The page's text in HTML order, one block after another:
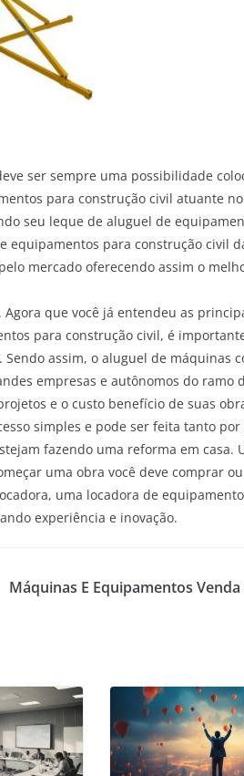
ser sempre uma possibilidade
para construção civil atuante
seu leque de aluguel de
equipamentos para construção civil
mercado oferecendo assim o
que você já entendeu as
para construção civil, é
assim, o aluguel de máquinas
empresas e autônomos do ramo
e o custo benefício de suas
simples e pode ser feita tanto por
fazendo uma reforma em casa.
uma obra você deve comprar
uma locadora de
experiência e inovação.
Máquinas E Equipamentos Venda